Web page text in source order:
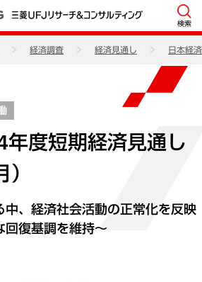
検索
経済調査 経済見通し 日本経
度短期経済見通し
中、経済社会活動の正常化を反映
回復基調を維持～